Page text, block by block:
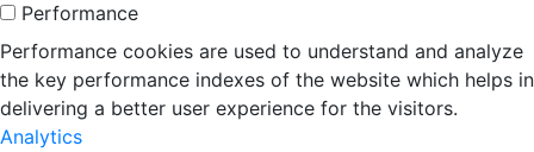
Performance
Performance cookies are used to understand and analyze
the key performance indexes of the website which helps in
delivering a better user experience for the visitors.
Analytics